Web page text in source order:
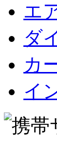
エ
ダ
カ
イ